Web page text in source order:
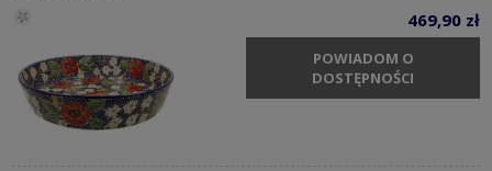
469,90 zł
POWIADOM O
DOSTĘPNOŚCI